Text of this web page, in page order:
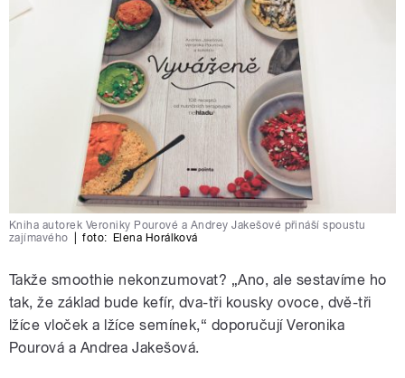
Kniha autorek Veroniky Pourové a Andrey Jakešové přináší spoustu
zajímavého
foto: Elena Horálková
Takže smoothie nekonzumovat? „Ano, ale sestavíme ho
tak, že základ bude kefír, dva-tři kousky ovoce, dvě-tři
lžíce vloček a lžíce semínek,“ doporučují Veronika
Pourová a Andrea Jakešová.